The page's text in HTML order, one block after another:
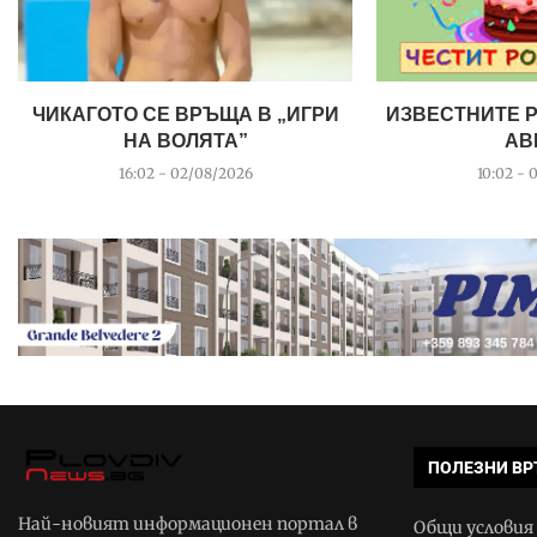
ЧИКАГОТО СЕ ВРЪЩА В „ИГРИ
НА ВОЛЯТА”
16:02 - 02/08/2026
ИЗВЕСТНИТЕ
10:02 -
Най-новият информационен портал в
ПОЛЕЗНИ
Общи условия